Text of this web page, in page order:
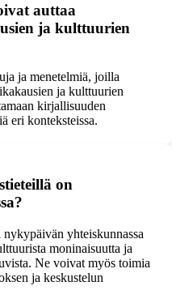
auttaa
ja kulttuurien
ja menetelmiä, joilla
ja kulttuurien
kirjallisuuden
eri konteksteissa.
on
yhteiskunnassa
moninaisuutta ja
Ne voivat myös toimia
ja keskustelun